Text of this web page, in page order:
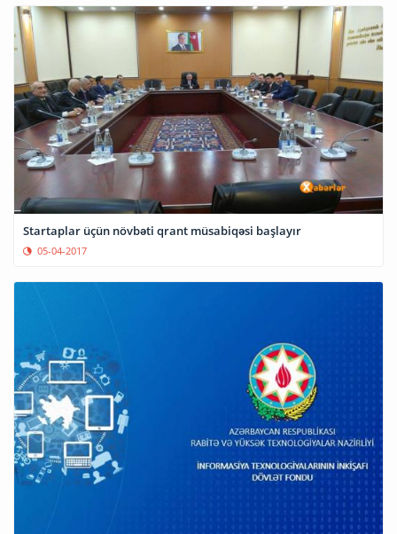
Startaplar üçün növbəti qrant müsabiqəsi başlayır
05-04-2017